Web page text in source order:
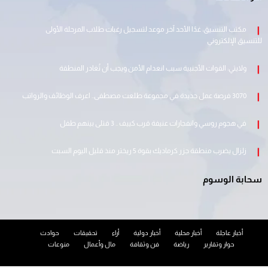
مكتب التنسيق: غدًا الأحد آخر موعد لتسجيل رغبات طلاب المرحلة الأولى
للتنسيق الإلكتروني
ولايتي: القوات الأجنبية سبب انعدام الأمن ويجب أن تُغادر المنطقة
3070 فرصة عمل جديدة في مجموعة طلعت مصطفى.. اعرف الوظائف والرواتب
في هجوم روسي وانفجارات عنيفة قرب كييف .. 3 قتلى بينهم طفل
زلزال يضرب منطقة جزر كرماديك بقوة 5 ريختر منذ قليل اليوم السبت
سحابة الوسوم
أخبار عاجلة أخبار محلية أخبار دولية أراء تحقيقات
حوادث
حوار وتقارير
رياضة فن وثقافة مال وأعمال منوعات